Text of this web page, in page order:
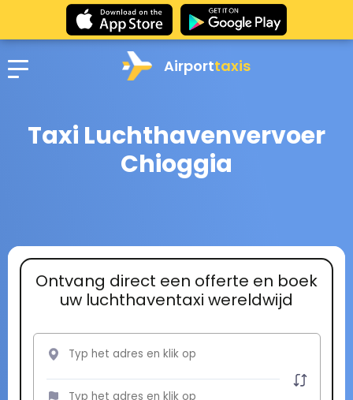
Airporttaxis
Taxi Luchthavenvervoer
Chioggia
Ontvang direct een offerte en boek
uw luchthaventaxi wereldwijd